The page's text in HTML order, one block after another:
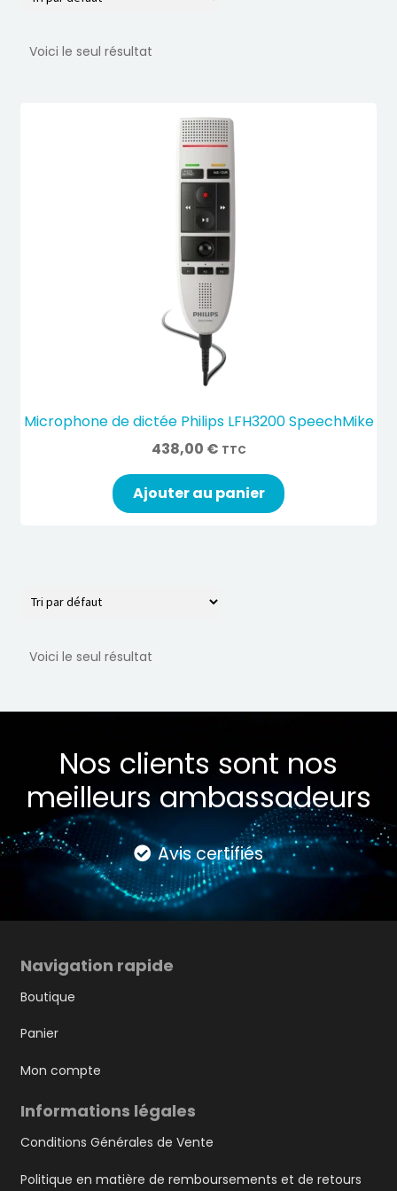
Voici le seul résultat
Microphone de dictée Philips LFH3200 SpeechMike
438,00 € TTC
Ajouter au panier
Voici le seul résultat
Nos clients sont nos
meilleurs ambassadeurs
Avis certifiés
Navigation rapide
Boutique
Panier
Mon compte
Informations légales
Conditions Générales de Vente
Politique en matière de remboursements et de retours